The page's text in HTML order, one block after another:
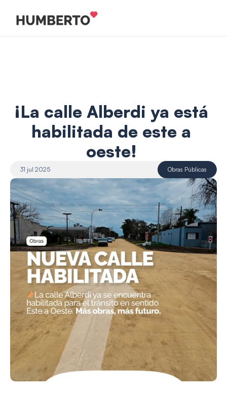
¡La calle Alberdi ya está
habilitada de este a
oeste!
31 jul 2025 Obras Públicas